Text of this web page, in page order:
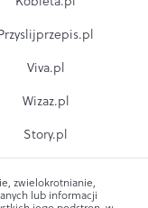
Viva.pl
Wizaz.pl
Story.pl
zwielokrotnianie,
lub informacji